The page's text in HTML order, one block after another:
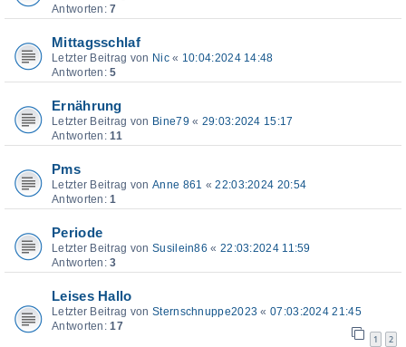
Antworten:7
Mittagsschlaf
Letzter Beitrag von Nic« 10:04:2024 14:48
Antworten:5
Ernährung
Letzter Beitrag von Bine79 « 29:03:2024 15:17
Antworten:11
Pms
Letzter Beitrag von Anne 861 «22:03:2024 20:54
Antworten:1
Periode
Letzter Beitrag von Susilein86 « 22:03:2024 11:59
Antworten:3
Leises Hallo
Letzter Beitrag von Sternschnuppe2023 «07:03:2024 21:45
Antworten:17
1 2